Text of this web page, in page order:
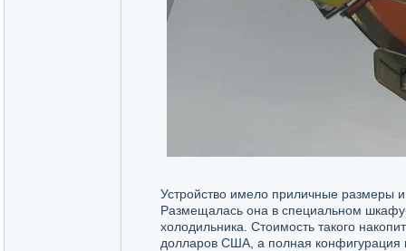
Устройство имело приличные размеры
Размещалась она в специальном
холодильника. Стоимость такого
долларов США, а полная конфигурация